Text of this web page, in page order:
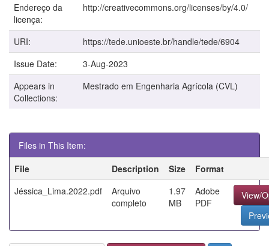
Endereço da
licença:
http://creativecommons.org/licenses/by/4.0/
URI:
https://tede.unioeste.br/handle/tede/6904
Issue Date:
3-Aug-2023
Appears in
Collections:
Mestrado em Engenharia Agrícola (CVL)
Files in This Item:
File
Description Size
Format
Jéssica_Lima.2022.pdf
Arquivo
completo
1.97
MB
Adobe
PDF
View/